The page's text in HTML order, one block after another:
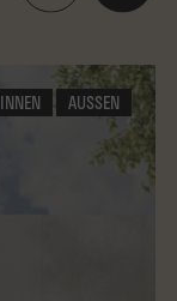
INNEN AUSSEN